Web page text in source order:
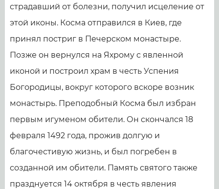
страдавший от болезни, получил исцеление от
этой иконы. Косма отправился в Киев, где
принял постриг в Печерском монастыре.
Позже он вернулся на Яхрому с явленной
иконой и построил храм в честь Успения
Богородицы, вокруг которого вскоре возник
монастырь. Преподобный Косма был избран
первым игуменом обители. Он скончался 18
февраля 1492 года, прожив долгую и
благочестивую жизнь, и был погребен в
созданной им обители. Память святого также
празднуется 14 октября в честь явления